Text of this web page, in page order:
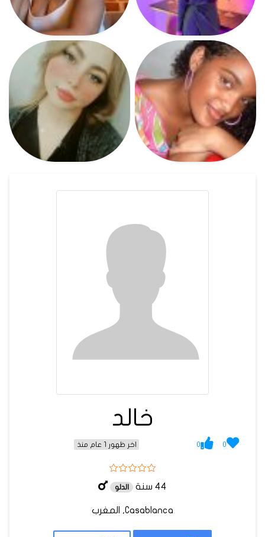
خالد
0
0 اخر ظهور 1 عام منذ
44 سنة الدلو
Casablanca, المغرب